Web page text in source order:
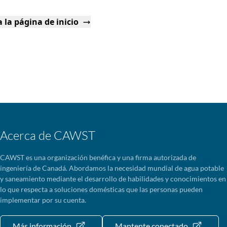
la página de inicio
Acerca de CAWST
CAWST es una organización benéfica y una firma autorizada de
ingeniería de Canadá. Abordamos la necesidad mundial de agua potable
y saneamiento mediante el desarrollo de habilidades y conocimientos en
lo que respecta a soluciones domésticas que las personas pueden
implementar por su cuenta.